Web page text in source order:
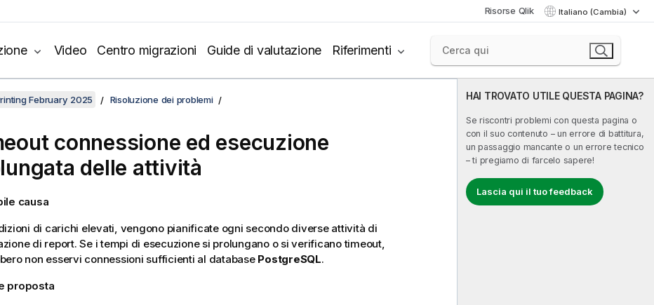
Risorse Qlik Italiano (Cambia)
Video Centro migrazioni Guide di valutazione Riferimenti
HAI TROVATO UTILE QUESTA PAGINA?
Se riscontri problemi con questa pagina o
con il suo contenuto – un errore di battitura,
un passaggio mancante o un errore tecnico
– ti pregiamo di farcelo sapere!
Lascia qui il tuo feedback
February 2025 Risoluzione dei problemi
connessione ed esecuzione
delle attività
causa
di carichi elevati, vengono pianificate ogni secondo diverse attività di
di report. Se i tempi di esecuzione si prolungano o si verificano timeout,
non esservi connessioni sufficienti al database PostgreSQL.
proposta